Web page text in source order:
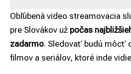
Obľúbená video streamovacia
pre Slovákov už počas
zadarmo. Sledovať budú môcť
filmov a seriálov, ktoré inde